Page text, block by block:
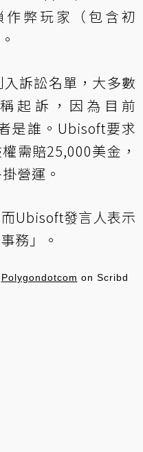
弊玩家（包含初
訴訟名單，大多數
起訴，因為目前
是誰。Ubisoft要求
需賠25,000美金，
營運。
Ubisoft發言人表示
務」。
Polygondotcom on Scribd